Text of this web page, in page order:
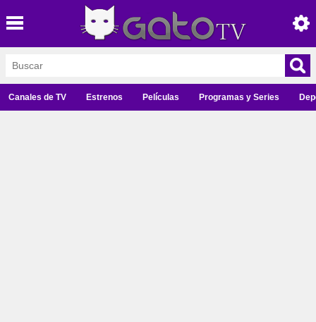
Canales de TV Estrenos Películas Programas y Series